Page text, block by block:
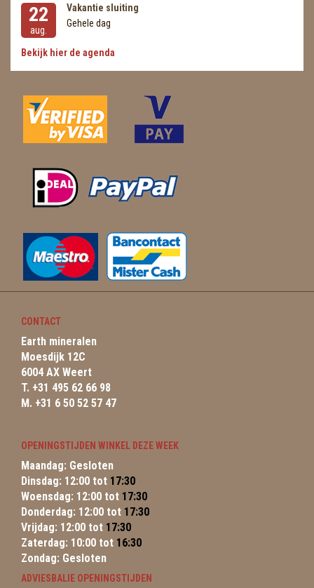
22
aug.
Vakantie sluiting
Gehele dag
Bekijk hier de agenda
CONTACT
Earth mineralen
Moesdijk 12C
6004 AX Weert
T. +31 495 62 66 98
M. +31 6 50 52 57 47
OPENINGSTIJDEN WINKEL DEZE WEEK
Maandag: Gesloten
Dinsdag: 12:00 tot 17:30
Woensdag: 12:00 tot 17:30
Donderdag: 12:00 tot 17:30
Vrijdag: 12:00 tot 17:30
Zaterdag: 10:00 tot 16:30
Zondag: Gesloten
ADVIESBALIE OPENINGSTIJDEN